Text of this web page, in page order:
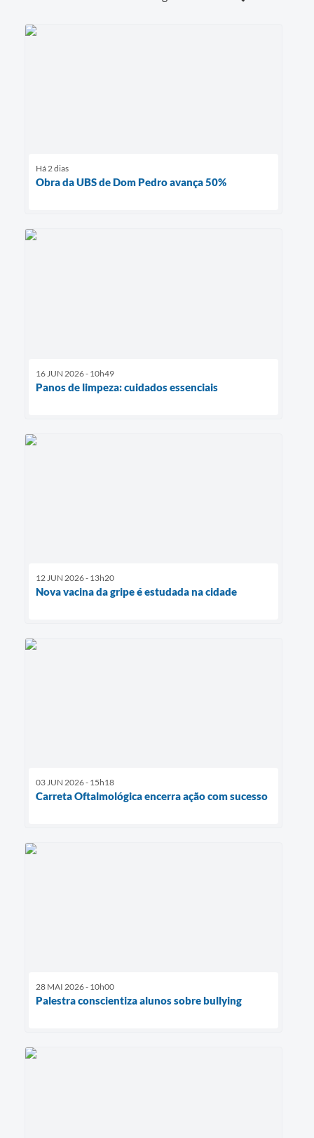
Há 2 dias
Obra da UBS de Dom Pedro avança 50%
16 JUN 2026 - 10h49
Panos de limpeza: cuidados essenciais
12 JUN 2026 - 13h20
Nova vacina da gripe é estudada na cidade
03 JUN 2026 - 15h18
Carreta Oftalmológica encerra ação com sucesso
28 MAI 2026 - 10h00
Palestra conscientiza alunos sobre bullying